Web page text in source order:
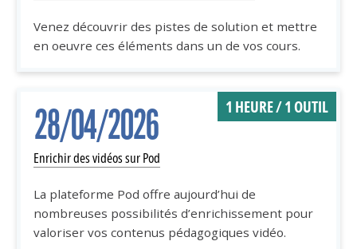
Venez découvrir des pistes de solution et mettre
en oeuvre ces éléments dans un de vos cours.
Enrichir des vidéos sur Pod
28/04/2026 1 HEURE / 1 OUTIL
La plateforme Pod offre aujourd’hui de
nombreuses possibilités d’enrichissement pour
valoriser vos contenus pédagogiques vidéo.